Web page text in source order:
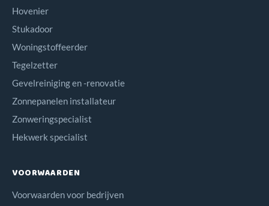
Hovenier
Stukadoor
Woningstoffeerder
Tegelzetter
Gevelreiniging en -renovatie
Zonnepanelen installateur
Zonweringspecialist
Hekwerk specialist
VOORWAARDEN
Voorwaarden voor bedrijven